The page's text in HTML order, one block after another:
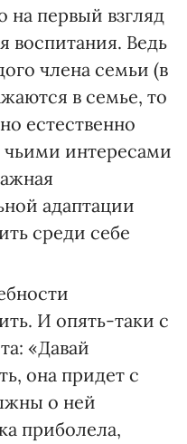
на первый взгляд
воспитания. Ведь
члена семьи (в
в семье, то
естественно
чьими интересами
адаптации
среди себе
И опять-таки с
«Давай
она придет с
о ней
приболела,